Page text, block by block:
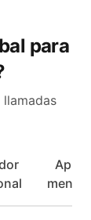
para
Apps